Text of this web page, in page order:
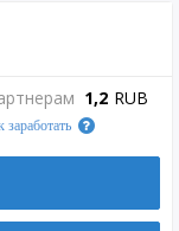
1,2 RUB
заработать